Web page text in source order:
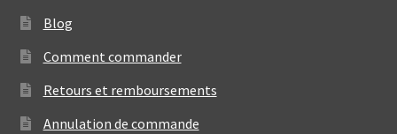
Blog
Comment commander
Retours et remboursements
Annulation de commande